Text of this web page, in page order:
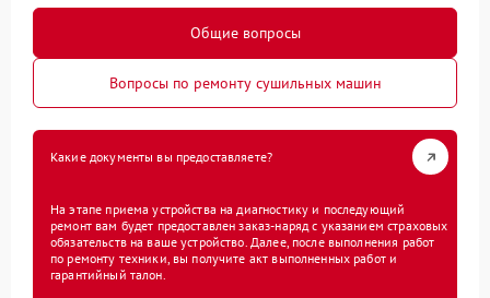
Общие вопросы
Вопросы по ремонту сушильных машин
Какие документы вы предоставляете?
На этапе приема устройства на диагностику и последующий
ремонт вам будет предоставлен заказ-наряд с указанием страховых
обязательств на ваше устройство. Далее, после выполнения работ
по ремонту техники, вы получите акт выполненных работ и
гарантийный талон.